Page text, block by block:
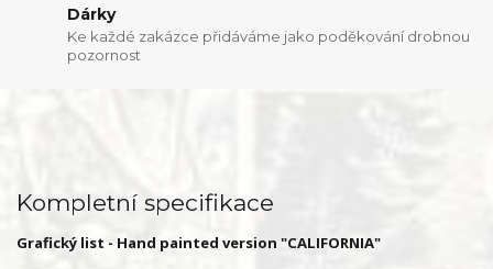
Dárky
Ke každé zakázce přidáváme jako poděkování drobnou
pozornost
Kompletní specifikace
Grafický list - Hand painted version "CALIFORNIA"